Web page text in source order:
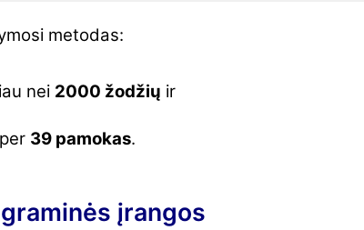
metodas:
nei 2000 žodžių ir
39 pamokas.
įrangos